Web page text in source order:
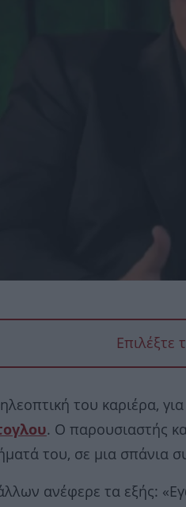
Επιλέξτε
του καριέρα,
. Ο παρουσιαστής
του, σε μια σπάνια
ανέφερε τα εξής: